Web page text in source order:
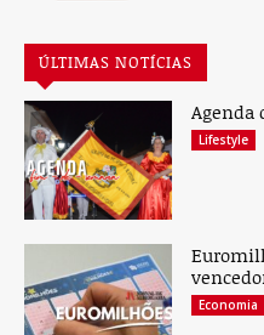
ÚLTIMAS NOTÍCIAS
Agenda
Lifestyle
Economia